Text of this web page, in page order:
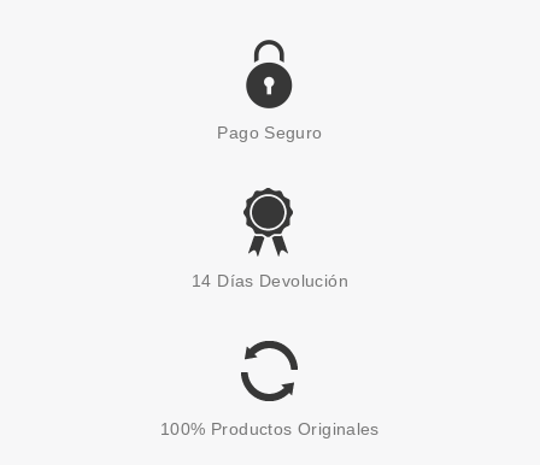
ESSENCE
ESSENCE EXFOLIANTE LABIAL
LIP SWIRL 8 GR
3.10€
Avisarme
Pago Seguro
14 Días Devolución
100% Productos Originales